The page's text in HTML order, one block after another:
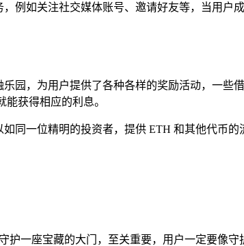
例如关注社交媒体账号、邀请好友等，当用
园，为用户提供了各种各样的奖励活动，一
获得相应的利息。
同一位精明的投资者，提供 ETH 和其他代币
护一座宝藏的大门，至关重要，用户一定要像